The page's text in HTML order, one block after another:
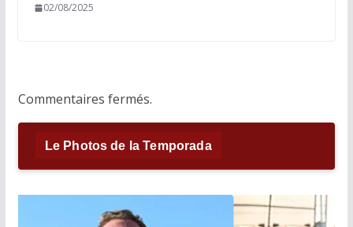
02/08/2025
Commentaires fermés.
Le Photos de la Temporada